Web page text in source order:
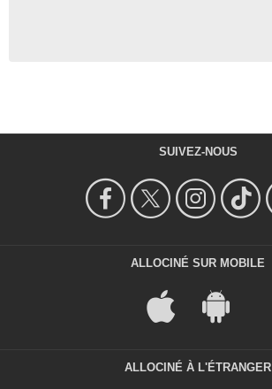
SUIVEZ-NOUS
ALLOCINÉ SUR MOBILE
ALLOCINÉ À L'ÉTRANGER